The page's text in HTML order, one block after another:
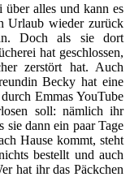
alles und kann es
Urlaub wieder zurück
Doch als sie dort
hat geschlossen,
zerstört hat. Auch
Becky hat eine
Emmas YouTube
soll: nämlich ihr
dann ein paar Tage
Hause kommt, steht
bestellt und auch
hat ihr das Päckchen